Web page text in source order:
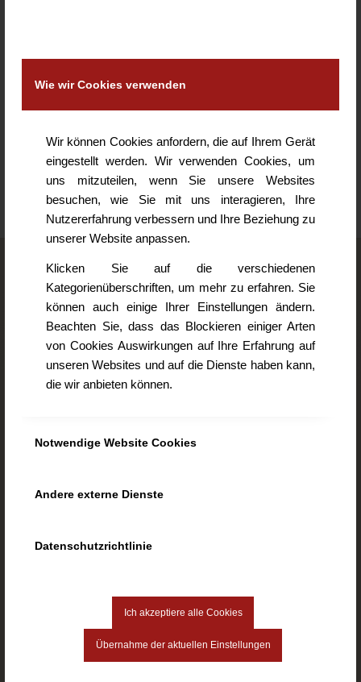
Wie wir Cookies verwenden
Wir können Cookies anfordern, die auf Ihrem Gerät
eingestellt werden. Wir verwenden Cookies, um
uns mitzuteilen, wenn Sie unsere Websites
besuchen, wie Sie mit uns interagieren, Ihre
Nutzererfahrung verbessern und Ihre Beziehung zu
unserer Website anpassen.
Klicken Sie auf die verschiedenen
Kategorienüberschriften, um mehr zu erfahren. Sie
können auch einige Ihrer Einstellungen ändern.
Beachten Sie, dass das Blockieren einiger Arten
von Cookies Auswirkungen auf Ihre Erfahrung auf
unseren Websites und auf die Dienste haben kann,
die wir anbieten können.
Notwendige Website Cookies
Andere externe Dienste
Datenschutzrichtlinie
Ich akzeptiere alle Cookies
Übernahme der aktuellen Einstellungen
Hinterlasse einen Kommentar
An der Diskussion beteiligen?
Du musstangemeldetsein, um einen Kommentar
abzugeben.
Logopädie Erika Jakab
Deserweg 21
94447 Plattling
Mobil 0175 / 38 204 38
Tel. 0 99 31 / 91 25 55
Fax 0 99 31 / 90 63 15